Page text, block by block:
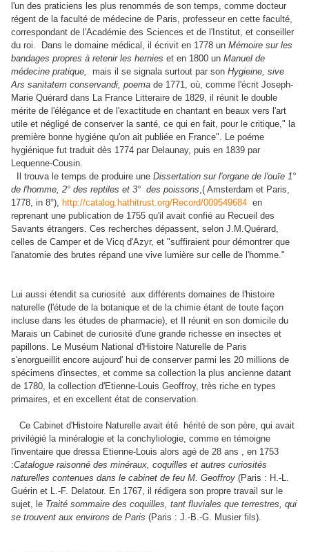
l'un des praticiens les plus renommés de son temps, comme docteur
régent de la faculté de médecine de Paris, professeur en cette faculté,
correspondant de l'Académie des Sciences et de l'Institut, et conseiller
du roi. Dans le domaine médical, il écrivit en 1778 un Mémoire sur les
bandages propres à retenir les hernies et en 1800 un Manuel de
médecine pratique,
mais il se signala surtout par son Hygieine, sive
Ars sanitatem conservandi, poema de 1771, où, comme l'écrit Joseph-
Marie Quérard dans La France Litteraire de 1829, il réunit le double
mérite de l'élégance et de l'exactitude en chantant en beaux vers l'art
utile et négligé de conserver la santé, ce qui en fait, pour le critique," la
première bonne hygiéne qu'on ait publiée en France". Le poéme
hygiénique fut traduit dès 1774 par Delaunay, puis en 1839 par
Lequenne-Cousin.
Il trouva le temps de produire une Dissertation sur l'organe de l'ouïe 1°
de l'homme, 2° des reptiles et 3° des poissons,( Amsterdam et Paris,
1778, in 8°), http://catalog.hathitrust.org/Record/009549684 en
reprenant une publication de 1755 qu'il avait confié au Recueil des
Savants étrangers. Ces recherches dépassent, selon J.M.Quérard,
celles de Camper et de Vicq d'Azyr, et "suffiraient pour démontrer que
l'anatomie des brutes répand une vive lumière sur celle de l'homme."
Lui aussi étendit sa curiosité aux différents domaines de l'histoire
naturelle (l'étude de la botanique et de la chimie étant de toute façon
incluse dans les études de pharmacie), et Il réunit en son domicile du
Marais un Cabinet de curiosité d'une grande richesse en insectes et
papillons. Le Muséum National d'Histoire Naturelle de Paris
s'enorgueillit encore aujourd' hui de conserver parmi les 20 millions de
spécimens d'insectes, et comme sa collection la plus ancienne datant
de 1780, la collection d'Etienne-Louis Geoffroy, très riche en types
primaires, et en excellent état de conservation.
Ce Cabinet d'Histoire Naturelle avait été hérité de son père, qui avait
privilégié la minéralogie et la conchyliologie, comme en témoigne
l'inventaire que dressa Etienne-Louis alors agé de 28 ans , en 1753
:Catalogue raisonné des minéraux, coquilles et autres curiosités
naturelles contenues dans le cabinet de feu M. Geoffroy (Paris : H.-L.
Guérin et L.-F. Delatour. En 1767, il rédigera son propre travail sur le
sujet, le Traité sommaire des coquilles, tant fluviales que terrestres, qui
se trouvent aux environs de Paris (Paris : J.-B.-G. Musier fils).